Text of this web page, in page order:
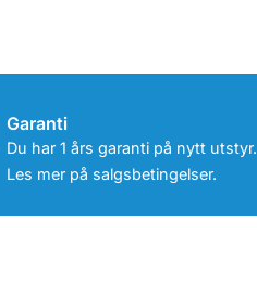
Garanti
Du har 1 års garanti på nytt utstyr.
Les mer på salgsbetingelser.